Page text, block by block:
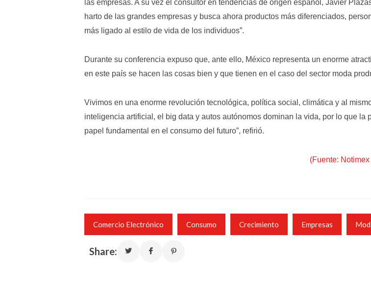
las empresas. A su vez el consultor en tendencias de origen español, Javier
harto de las grandes empresas y busca ahora productos más diferenciados,
más ligado al estilo de vida de los individuos”.
Durante su conferencia expuso que, ante ello, México representa un enorme
en este país se hacen las cosas bien y que tienen en el caso del sector moda
Vivimos en una enorme revolución tecnológica, política social, climática y al
inteligencia artificial, el big data y autos autónomos dominan la vida, por lo que
papel fundamental en el consumo del futuro”, refirió.
(Fuente:
Comercio Electrónico Consumo Crecimiento Empresas
Share: